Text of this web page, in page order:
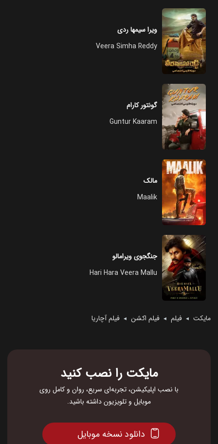
مایکت ◄ فیلم ◄ فیلم اکشن ◄ فیلم آچاریا
ویرا سیمها ردی
Veera Simha Reddy
گونتور کارام
Guntur Kaaram
مالک
Maalik
جنگجوی ویرامالو
Hari Hara Veera Mallu
مایکت را نصب کنید
با نصب اپلیکیشن، تجربه‌ای سریع، روان و کامل روی
موبایل و تلویزیون داشته باشید.
دانلود نسخه موبایل